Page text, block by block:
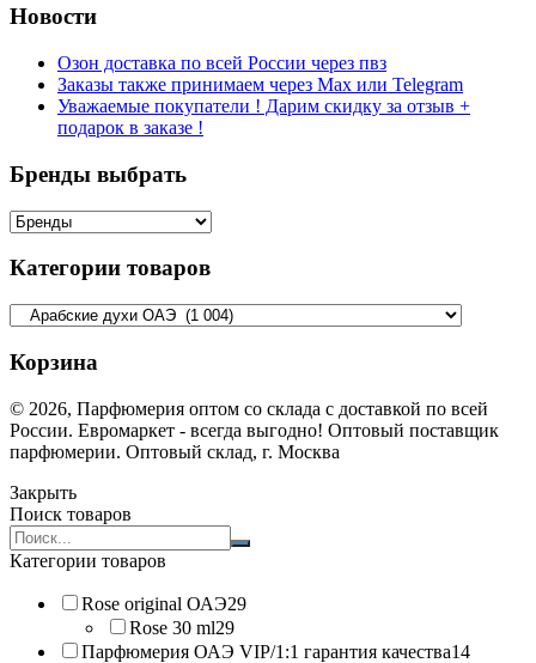
Новости
Озон доставка по всей России через пвз
Заказы также принимаем через Max или Telegram
Уважаемые покупатели ! Дарим скидку за отзыв +
подарок в заказе !
Бренды выбрать
Категории товаров
Корзина
© 2026, Парфюмерия оптом со склада с доставкой по всей
России. Евромаркет - всегда выгодно! Оптовый поставщик
парфюмерии. Оптовый склад, г. Москва
Закрыть
Поиск товаров
Search
products:
Категории товаров
Rose original ОАЭ29
Rose 30 ml29
Парфюмерия ОАЭ VIP/1:1 гарантия качества14